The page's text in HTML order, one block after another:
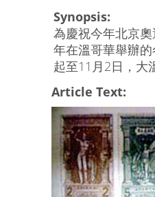
Synopsis:
為慶祝今年北京
年在溫哥華舉辦
起至11月2日，大
Article Text: